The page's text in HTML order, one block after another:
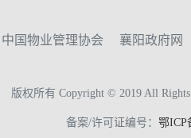
中国物业管理协会 襄阳政府网
版权所有 Copyright © 2019 All Rights
备案/许可证编号： 鄂ICP